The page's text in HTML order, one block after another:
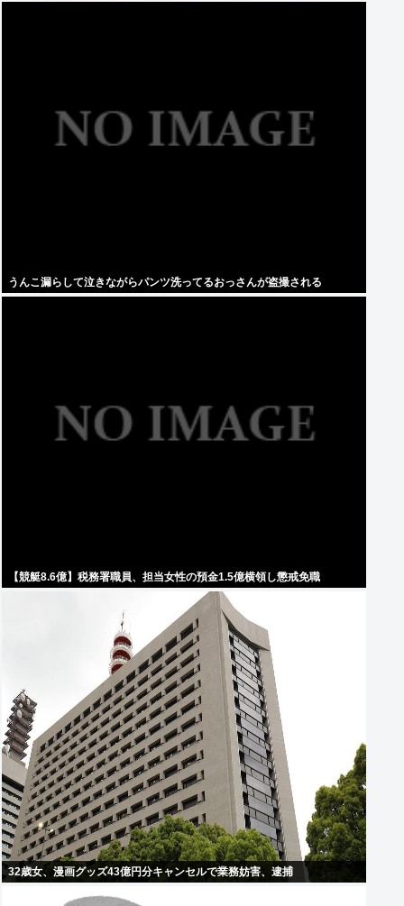
うんこ漏らして泣きながらパンツ洗ってるおっさんが盗撮される
【競艇8.6億】税務署職員、担当女性の預金1.5億横領し懲戒免職
32歳女、漫画グッズ43億円分キャンセルで業務妨害、逮捕